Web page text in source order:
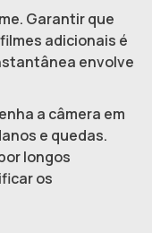
Garantir que
adicionais é
envolve
a câmera em
e quedas.
longos
os